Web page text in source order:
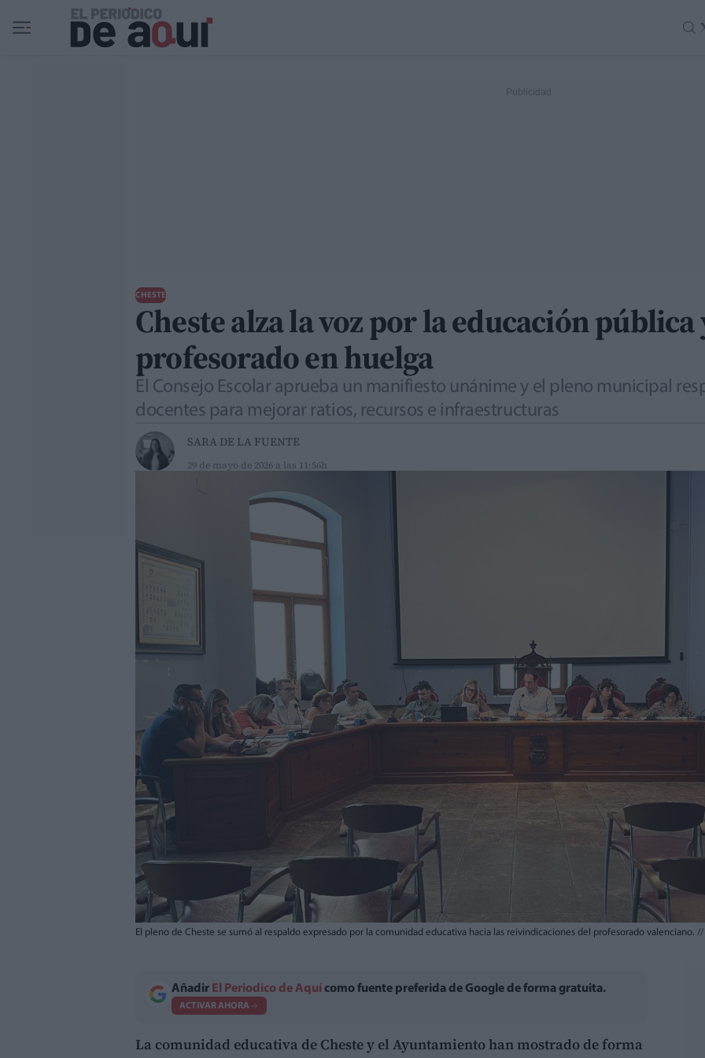
Ir al contenido principal
CHESTE
Cheste alza la voz por la educación pública
profesorado en huelga
El Consejo Escolar aprueba un manifiesto unánime y el pleno municipal
docentes para mejorar ratios, recursos e infraestructuras
SARA DE LA FUENTE
29 de mayo de 2026 a las 11:56h
El pleno de Cheste se sumó al respaldo expresado por la comunidad educativa hacia las reivindicaciones del profesorado valenciano. //
Añadir El Periodico de Aquí como fuente preferida de Google de forma gratuita.
ACTIVAR AHORA
La comunidad educativa de Cheste y el Ayuntamiento han mostrado de forma